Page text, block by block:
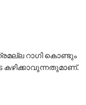
റാഗി കൊണ്ടും
കഴിക്കാവുന്നതുമാണ്.